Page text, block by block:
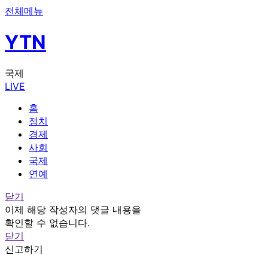
전체메뉴
YTN
국제
LIVE
홈
정치
경제
사회
국제
연예
닫기
이제 해당 작성자의 댓글 내용을
확인할 수 없습니다.
닫기
신고하기